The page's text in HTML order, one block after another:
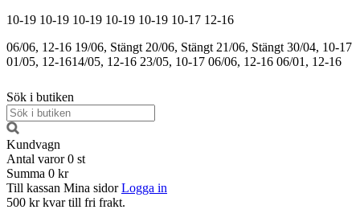
10-19 10-19 10-19 10-19 10-19 10-17 12-16
06/06, 12-16 19/06, Stängt 20/06, Stängt 21/06, Stängt 30/04, 10-17
01/05, 12-1614/05, 12-16 23/05, 10-17 06/06, 12-16 06/01, 12-16
Sök i butiken
Kundvagn
Antal varor 0 st
Summa 0 kr
Till kassan Mina sidor Logga in
500 kr kvar till fri frakt.